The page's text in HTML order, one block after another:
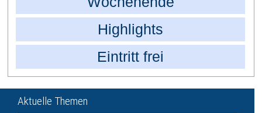
Highlights
Eintritt frei
Aktuelle Themen